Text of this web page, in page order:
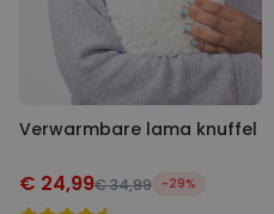
Verwarmbare lama knuffel
€ 24,99€ 34,99 -29%